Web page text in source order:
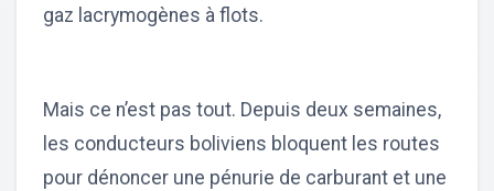
gaz lacrymogènes à flots.
Mais ce n’est pas tout. Depuis deux semaines,
les conducteurs boliviens bloquent les routes
pour dénoncer une pénurie de carburant et une